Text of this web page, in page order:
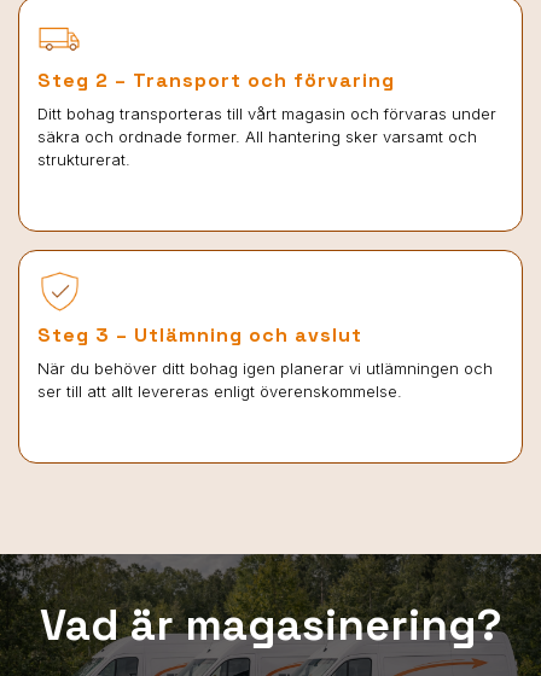
Steg 2 – Transport och förvaring
Ditt bohag transporteras till vårt magasin och förvaras under
säkra och ordnade former. All hantering sker varsamt och
strukturerat.
Steg 3 – Utlämning och avslut
När du behöver ditt bohag igen planerar vi utlämningen och
ser till att allt levereras enligt överenskommelse.
Vad är magasinering?